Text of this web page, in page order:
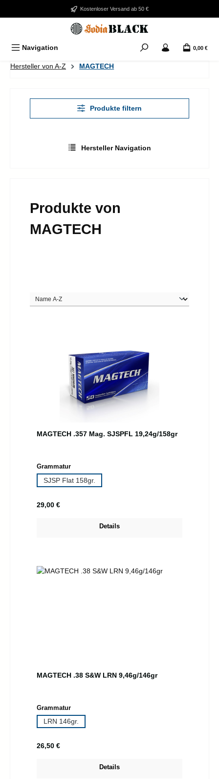
Zum Hauptinhalt springenKostenloser Versand ab 50 €
Navigation 0,00 €
Hersteller von A-Z MAGTECH
Produkte filtern
Hersteller Navigation
Produkte von
MAGTECH
MAGTECH .357 Mag. SJSPFL 19,24g/158gr
Grammaturauswählen
SJSP Flat 158gr.
Regulärer Preis:
29,00 €
Details
MAGTECH .38 S&W LRN 9,46g/146gr
Grammaturauswählen
LRN 146gr.
Regulärer Preis:
26,50 €
Details